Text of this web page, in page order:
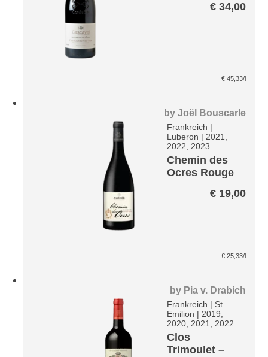
€ 34,00
€ 45,33/l
byJoël Bouscarle
Frankreich |
Luberon |2021,
2022, 2023
Chemin des
Ocres Rouge
€ 19,00
€ 25,33/l
by Pia v. Drabich
Frankreich | St.
Emilion |2019,
2020, 2021, 2022
Clos
Trimoulet –